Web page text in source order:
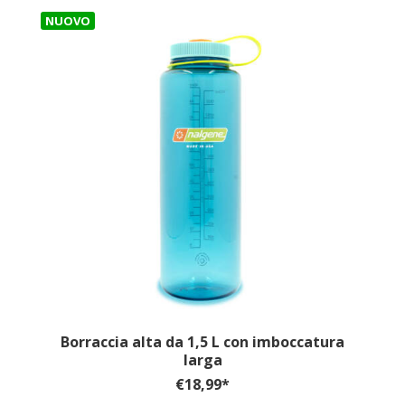
NUOVO
Borraccia alta da 1,5 L con imboccatura
larga
€18,99*